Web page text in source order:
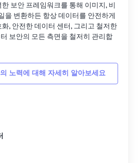
보안 프레임워크를 통해 이미지, 비
을 변환하든 항상 데이터를 안전하게
, 안전한 데이터 센터, 그리고 철저한
보안의 모든 측면을 철저히 관리합
노력에 대해 자세히 알아보세요